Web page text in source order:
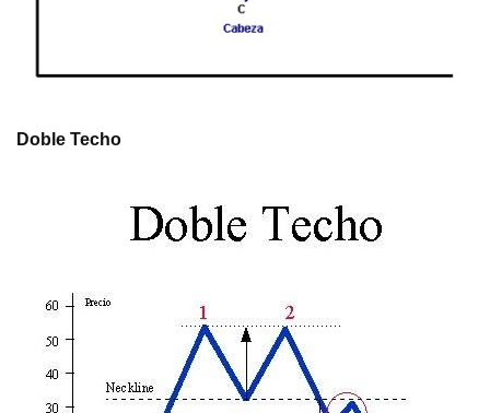
Doble Techo